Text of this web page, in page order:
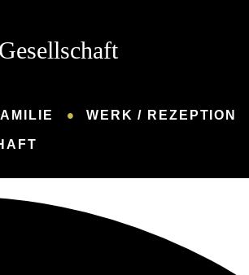
WERK / REZEPTION